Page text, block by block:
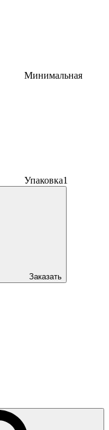
Минимальная
Упаковка1
Заказать